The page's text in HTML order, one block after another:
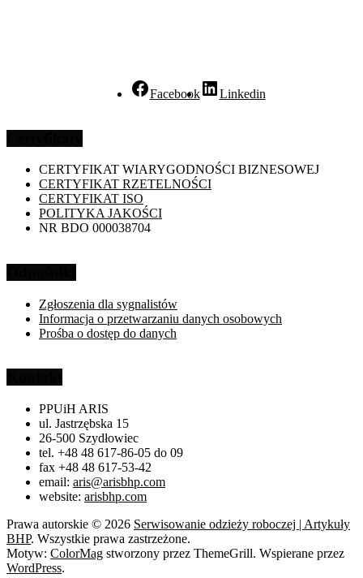
Facebook Linkedin
CERTYFIKAT WIARYGODNOŚCI BIZNESOWEJ
CERTYFIKAT RZETELNOŚCI
CERTYFIKAT ISO
POLITYKA JAKOŚCI
NR BDO 000038704
Zgłoszenia dla sygnalistów
Informacja o przetwarzaniu danych osobowych
Prośba o dostęp do danych
PPUiH ARIS
ul. Jastrzębska 15
26-500 Szydłowiec
tel. +48 48 617-86-05 do 09
fax +48 48 617-53-42
email: aris@arisbhp.com
website: arisbhp.com
Prawa autorskie © 2026 Serwisowanie odzieży roboczej | Artykuły
BHP. Wszystkie prawa zastrzeżone.
Motyw: ColorMag stworzony przez ThemeGrill. Wspierane przez
WordPress.